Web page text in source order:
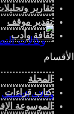
وكالات التصنيف
تقارير
تقدير موقف
ثقافة وأدب
الأقسام
المجلة
كتاب قراءات
الموسوعة